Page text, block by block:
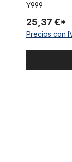
Y999
25,37 €*
Precios con